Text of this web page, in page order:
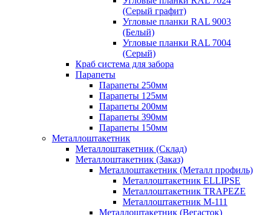
(Серый графит)
Угловые планки RAL 9003
(Белый)
Угловые планки RAL 7004
(Серый)
Краб система для забора
Парапеты
Парапеты 250мм
Парапеты 125мм
Парапеты 200мм
Парапеты 390мм
Парапеты 150мм
Металлоштакетник
Металлоштакетник (Склад)
Металлоштакетник (Заказ)
Металлоштакетник (Металл профиль)
Металлоштакетник ELLIPSE
Металлоштакетник TRAPEZE
Металлоштакетник М-111
Металлоштакетник (Вегасток)